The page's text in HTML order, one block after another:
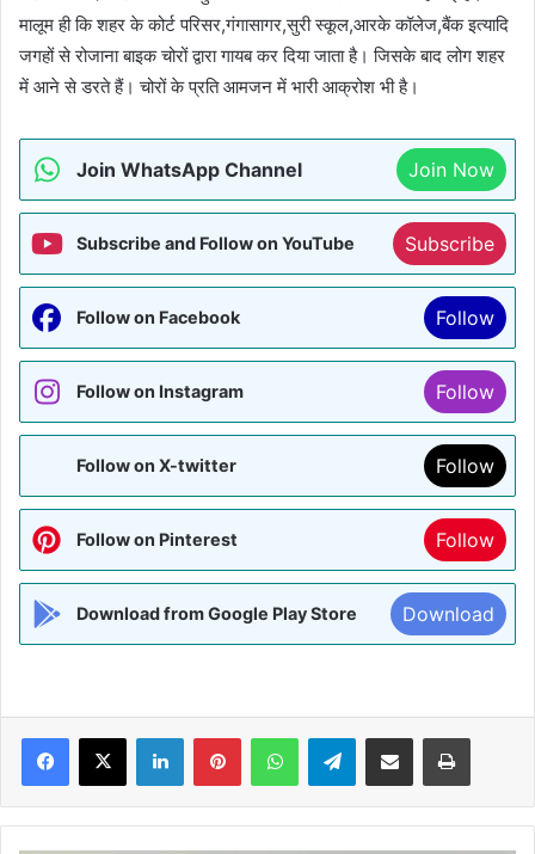
मालूम ही कि शहर के कोर्ट परिसर,गंगासागर,सुरी स्कूल,आरके कॉलेज,बैंक इत्यादि
जगहों से रोजाना बाइक चोरों द्वारा गायब कर दिया जाता है। जिसके बाद लोग शहर
में आने से डरते हैं। चोरों के प्रति आमजन में भारी आक्रोश भी है।
Join WhatsApp Channel Join Now
Subscribe and Follow on YouTube Subscribe
Follow on Facebook Follow
Follow on Instagram Follow
Follow on X-twitter Follow
Follow on Pinterest Follow
Download from Google Play Store Download
Facebook
X LinkedInPinterestWhatsAppTelegramShare via Email Print